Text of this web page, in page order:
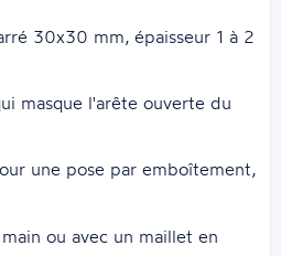
30x30 mm, épaisseur 1 à 2
masque l'arête ouverte du
une pose par emboîtement,
ou avec un maillet en